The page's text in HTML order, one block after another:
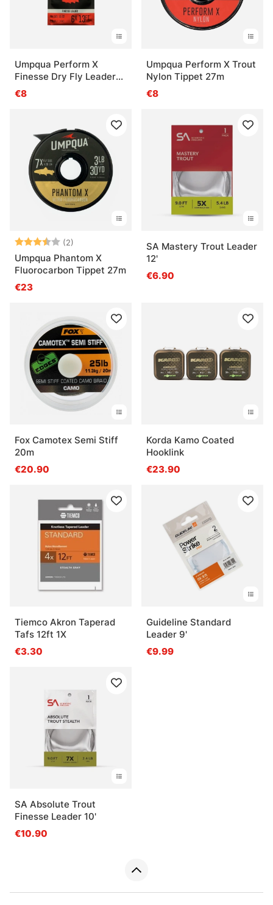
Umpqua Perform X
Finesse Dry Fly Leader
13ft
€8
Umpqua Perform X Trout
Nylon Tippet 27m
€8
Arvio: (2)
3.5 5:sta tähdestä
Umpqua Phantom X
Fluorocarbon Tippet 27m
€23
SA Mastery Trout Leader
12'
€6.90
Fox Camotex Semi Stiff
20m
€20.90
Korda Kamo Coated
Hooklink
€23.90
Tiemco Akron Taperad
Tafs 12ft 1X
€3.30
Guideline Standard
Leader 9'
€9.99
SA Absolute Trout
Finesse Leader 10'
€10.90